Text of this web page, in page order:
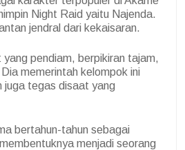
Night Raid yaitu Najenda.
jendral dari kekaisaran.
yang pendiam, berpikiran tajam,
memerintah kelompok ini
juga tegas disaat yang
bertahun-tahun sebagai
menjadi seorang